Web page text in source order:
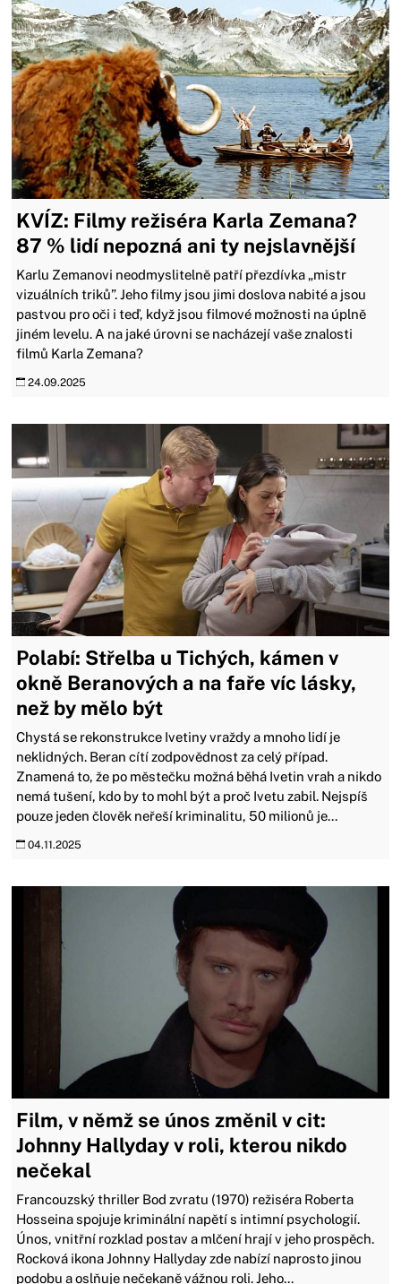
KVÍZ: Filmy režiséra Karla Zemana?
87 % lidí nepozná ani ty nejslavnější
Karlu Zemanovi neodmyslitelně patří přezdívka „mistr
vizuálních triků”. Jeho filmy jsou jimi doslova nabité a jsou
pastvou pro oči i teď, když jsou filmové možnosti na úplně
jiném levelu. A na jaké úrovni se nacházejí vaše znalosti
filmů Karla Zemana?
24.09.2025
Polabí: Střelba u Tichých, kámen v
okně Beranových a na faře víc lásky,
než by mělo být
Chystá se rekonstrukce Ivetiny vraždy a mnoho lidí je
neklidných. Beran cítí zodpovědnost za celý případ.
Znamená to, že po městečku možná běhá Ivetin vrah a nikdo
nemá tušení, kdo by to mohl být a proč Ivetu zabil. Nejspíš
pouze jeden člověk neřeší kriminalitu, 50 milionů je...
04.11.2025
Film, v němž se únos změnil v cit:
Johnny Hallyday v roli, kterou nikdo
nečekal
Francouzský thriller Bod zvratu (1970) režiséra Roberta
Hosseina spojuje kriminální napětí s intimní psychologií.
Únos, vnitřní rozklad postav a mlčení hrají v jeho prospěch.
Rocková ikona Johnny Hallyday zde nabízí naprosto jinou
podobu a oslňuje nečekaně vážnou roli. Jeho...